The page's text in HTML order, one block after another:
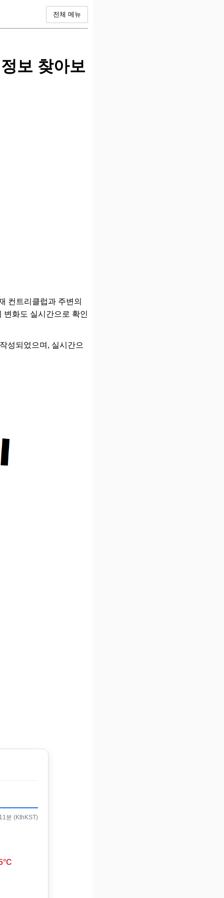
전체 메뉴
보 찾아보
컨트리클럽과 주변의
변화도 실시간으로 확인
성되었으며, 실시간으
분 (KthKST)